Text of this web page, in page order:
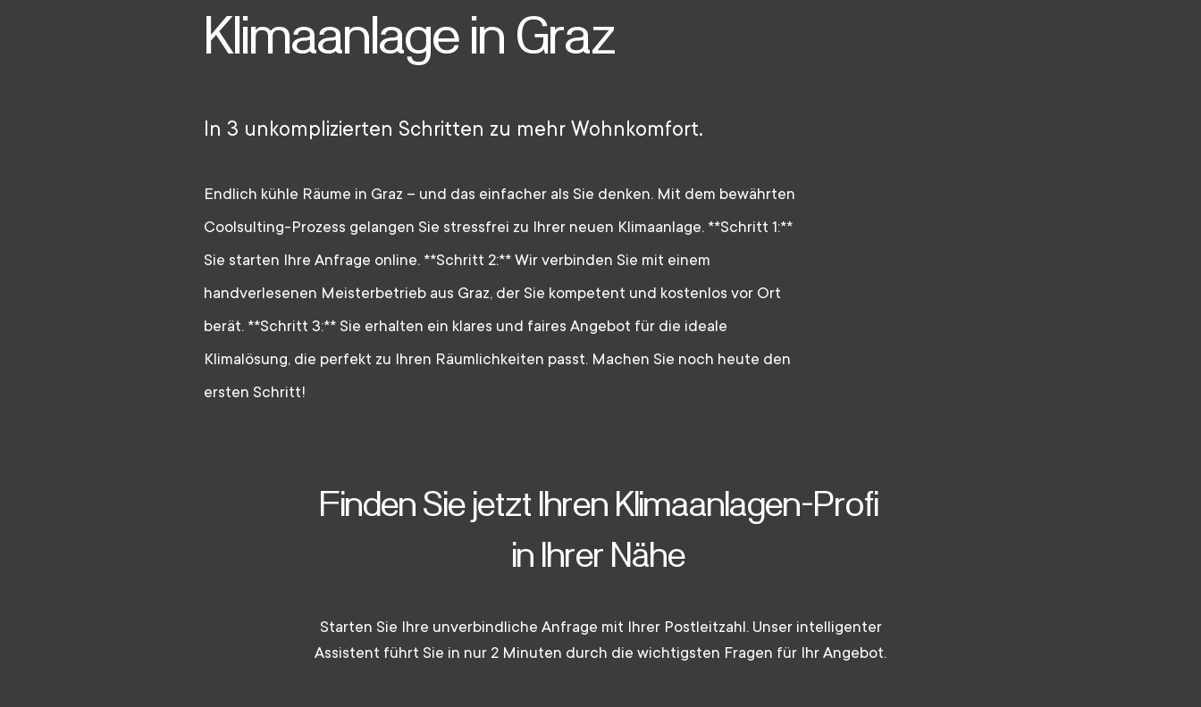
Klimaanlage in Graz
In 3 unkomplizierten Schritten zu mehr Wohnkomfort.
Endlich kühle Räume in Graz – und das einfacher als Sie denken. Mit dem bewährten
Coolsulting-Prozess gelangen Sie stressfrei zu Ihrer neuen Klimaanlage. **Schritt 1:**
Sie starten Ihre Anfrage online. **Schritt 2:** Wir verbinden Sie mit einem
handverlesenen Meisterbetrieb aus Graz, der Sie kompetent und kostenlos vor Ort
berät. **Schritt 3:** Sie erhalten ein klares und faires Angebot für die ideale
Klimalösung, die perfekt zu Ihren Räumlichkeiten passt. Machen Sie noch heute den
ersten Schritt!
Finden Sie jetzt Ihren Klimaanlagen-Profi
in Ihrer Nähe
Starten Sie Ihre unverbindliche Anfrage mit Ihrer Postleitzahl. Unser intelligenter
Assistent führt Sie in nur 2 Minuten durch die wichtigsten Fragen für Ihr Angebot.